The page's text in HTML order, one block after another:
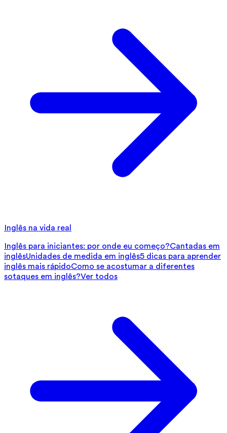
Inglês na vida real
Inglês para iniciantes: por onde eu começo?Cantadas em
inglêsUnidades de medida em inglês5 dicas para aprender
inglês mais rápidoComo se acostumar a diferentes
sotaques em inglês?Ver todos